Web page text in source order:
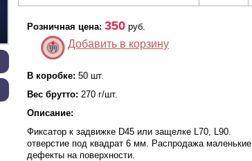
Розничная цена: 350 руб.
Добавить в корзину
В коробке: 50 шт.
Вес брутто: 270 г/шт.
Описание:
Фиксатор к задвижке D45 или защелке L70, L90.
отверстие под квадрат 6 мм. Распродажа маленькие
дефекты на поверхности.